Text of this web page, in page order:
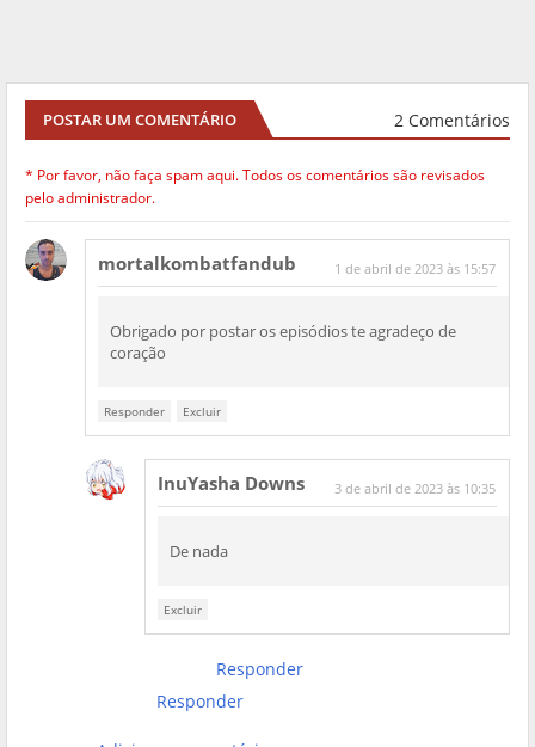
POSTAR UM COMENTÁRIO 2 Comentários
* Por favor, não faça spam aqui. Todos os comentários são revisados
pelo administrador.
mortalkombatfandub 1 de abril de 2023 às 15:57
Obrigado por postar os episódios te agradeço de
coração
Responder Excluir
InuYasha Downs 3 de abril de 2023 às 10:35
De nada
Excluir
Responder
Responder